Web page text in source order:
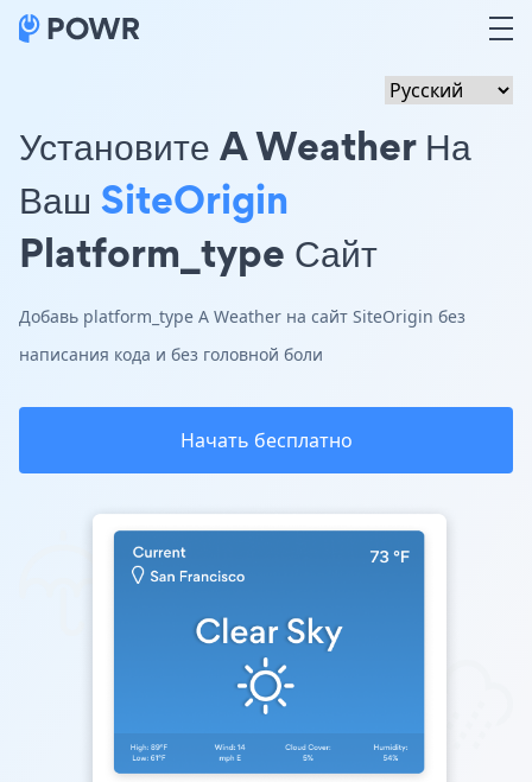
Установите A Weather На
Ваш SiteOrigin
Platform_type Сайт
Добавь platform_type A Weather на сайт SiteOrigin без
написания кода и без головной боли
Начать бесплатно